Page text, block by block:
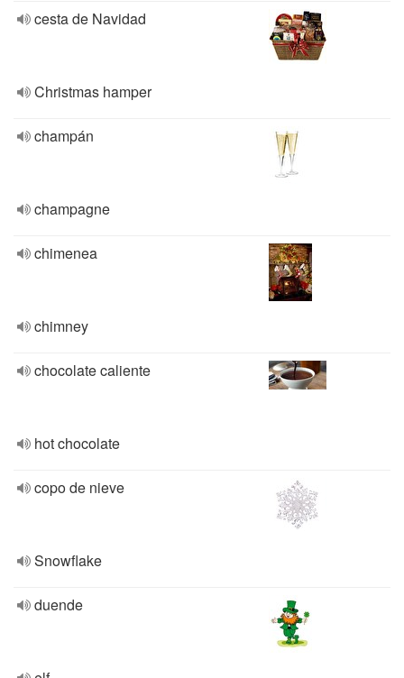
cesta de Navidad
Christmas hamper
champán
champagne
chimenea
chimney
chocolate caliente
hot chocolate
copo de nieve
Snowflake
duende